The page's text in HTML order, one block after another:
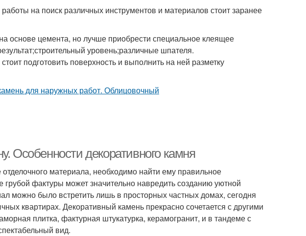
на поиск различных инструментов и материалов стоит заранее
основе цемента, но лучше приобрести специальное клеящее
уровень;различные шпателя.
подготовить поверхность и выполнить на ней разметку
Особенности декоративного камня
материала, необходимо найти ему правильное
фактуры может значительно навредить созданию уютной
можно было встретить лишь в просторных частных домах, сегодня
квартирах. Декоративный камень прекрасно сочетается с другими
плитка, фактурная штукатурка, керамогранит, и в тандеме с
вид.